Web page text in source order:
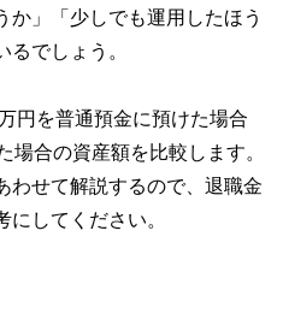
か」「少しでも運用したほう
るでしょう。
円を普通預金に預けた場合
場合の資産額を比較します。
わせて解説するので、退職金
してください。